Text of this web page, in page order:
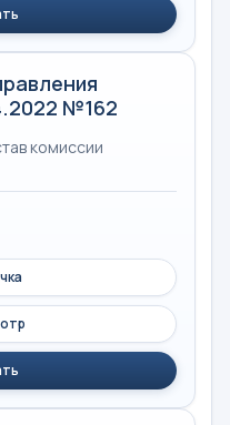
№162
комиссии